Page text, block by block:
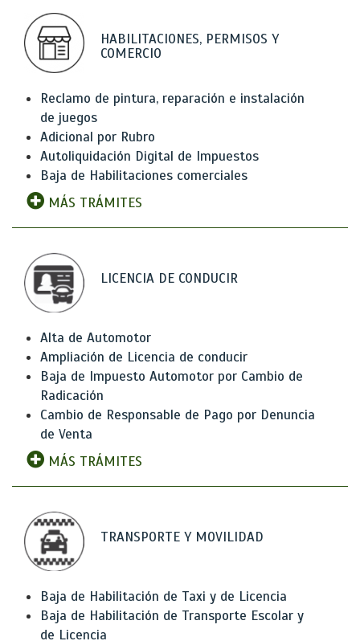
HABILITACIONES, PERMISOS Y
COMERCIO
Reclamo de pintura, reparación e instalación
de juegos
Adicional por Rubro
Autoliquidación Digital de Impuestos
Baja de Habilitaciones comerciales
MÁS TRÁMITES
LICENCIA DE CONDUCIR
Alta de Automotor
Ampliación de Licencia de conducir
Baja de Impuesto Automotor por Cambio de
Radicación
Cambio de Responsable de Pago por Denuncia
de Venta
MÁS TRÁMITES
TRANSPORTE Y MOVILIDAD
Baja de Habilitación de Taxi y de Licencia
Baja de Habilitación de Transporte Escolar y
de Licencia